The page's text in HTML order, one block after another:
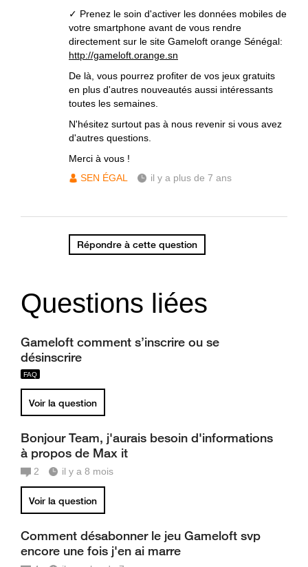
✓ Prenez le soin d'activer les données mobiles de
votre smartphone avant de vous rendre
directement sur le site Gameloft orange Sénégal:
http://gameloft.orange.sn
De là, vous pourrez profiter de vos jeux gratuits
en plus d'autres nouveautés aussi intéressants
toutes les semaines.
N'hésitez surtout pas à nous revenir si vous avez
d'autres questions.
Merci à vous !
SEN ÉGAL
il y a plus de 7 ans
Répondre à cette question
Questions liées
Gameloft comment s’inscrire ou se
désinscrire
Voir la question
Bonjour Team, j'aurais besoin d'informations
à propos de Max it
2 il y a 8 mois
Voir la question
Comment désabonner le jeu Gameloft svp
encore une fois j'en ai marre